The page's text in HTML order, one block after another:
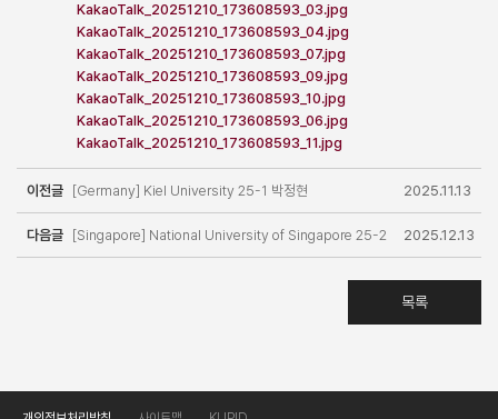
KakaoTalk_20251210_173608593_03.jpg
KakaoTalk_20251210_173608593_04.jpg
KakaoTalk_20251210_173608593_07.jpg
KakaoTalk_20251210_173608593_09.jpg
KakaoTalk_20251210_173608593_10.jpg
KakaoTalk_20251210_173608593_06.jpg
KakaoTalk_20251210_173608593_11.jpg
이전글 [Germany] Kiel University 25-1 박정현 2025.11.13
다음글 [Singapore] National University of Singapore 25-2 2025.12.13
목록